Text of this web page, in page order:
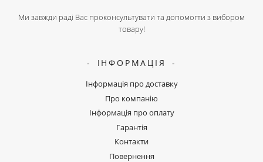
Ми завжди раді Вас проконсультувати та допомогти з вибором
товару!
ІНФОРМАЦІЯ
Інформація про доставку
Про компанію
Інформація про оплату
Гарантія
Контакти
Повернення